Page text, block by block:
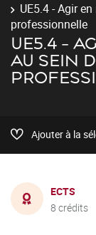
UE5.4 - Agir
professionnelle
UE5.4 -
AU SEIN
Ajouter à la
ECTS
8 crédits